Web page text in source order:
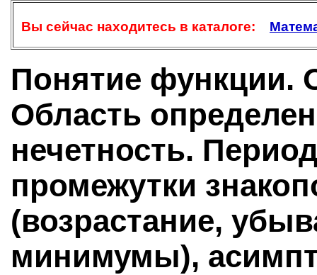
Вы сейчас находитесь в каталоге:
Понятие функции.
Область
нечетность.
промежутки
(возрастание,
минимумы),